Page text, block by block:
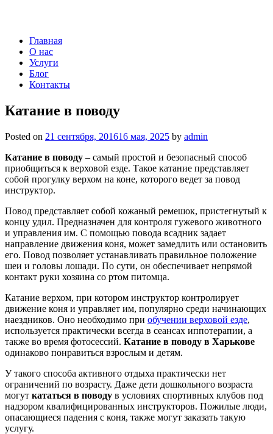
Главная
О нас
Услуги
Блог
Контакты
Катание в поводу
Posted on 21 сентября, 201616 мая, 2025 by admin
Катание в поводу – самый простой и безопасный способ
приобщиться к верховой езде. Такое катание представляет
собой прогулку верхом на коне, которого ведет за повод
инструктор.
Повод представляет собой кожаный ремешок, пристегнутый к
концу удил. Предназначен для контроля гужевого животного
и управления им. С помощью повода всадник задает
направление движения коня, может замедлить или остановить
его. Повод позволяет устанавливать правильное положение
шеи и головы лошади. По сути, он обеспечивает непрямой
контакт руки хозяина со ртом питомца.
Катание верхом, при котором инструктор контролирует
движение коня и управляет им, популярно среди начинающих
наездников. Оно необходимо при обучении верховой езде,
используется практически всегда в сеансах иппотерапии, а
также во время фотосессий. Катание в поводу в Харькове
одинаково понравиться взрослым и детям.
У такого способа активного отдыха практически нет
ограничений по возрасту. Даже дети дошкольного возраста
могут кататься в поводу в условиях спортивных клубов под
надзором квалифицированных инструкторов. Пожилые люди,
опасающиеся падения с коня, также могут заказать такую
услугу.